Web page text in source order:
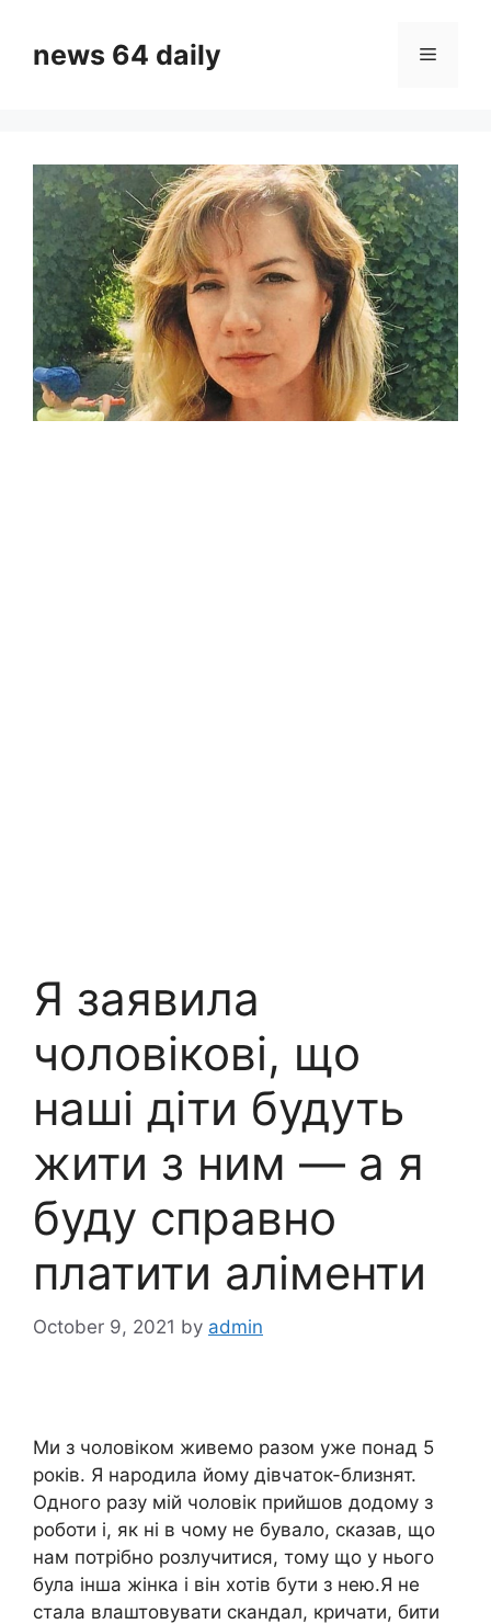
contentnews 64 daily Menu
Я заявила
чоловікові, що
наші діти будуть
жити з ним — а я
буду справно
платити аліменти
October 9, 2021 by admin
Ми з чоловіком живемо разом уже понад 5
років. Я народила йому дівчаток-близнят.
Одного разу мій чоловік прийшов додому з
роботи і, як ні в чому не бувало, сказав, що
нам потрібно розлучитися, тому що у нього
була інша жінка і він хотів бути з нею.Я не
стала влаштовувати скандал, кричати, бити